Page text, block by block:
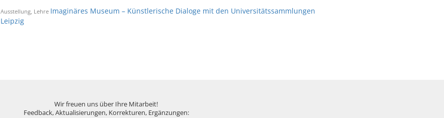
Ausstellung, Lehre Imaginäres Museum – Künstlerische Dialoge mit den Universitätssammlungen
Leipzig
Wir freuen uns über Ihre Mitarbeit!
Feedback, Aktualisierungen, Korrekturen, Ergänzungen: